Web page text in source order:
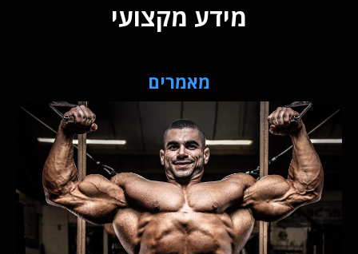
מידע מקצועי
מאמרים